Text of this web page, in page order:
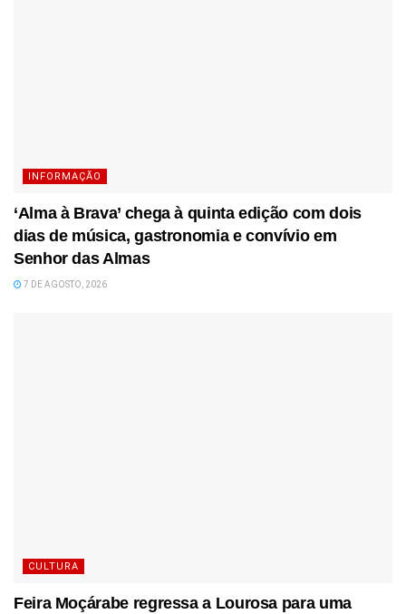
INFORMAÇÃO
‘Alma à Brava’ chega à quinta edição com dois
dias de música, gastronomia e convívio em
Senhor das Almas
7 DE AGOSTO, 2026
CULTURA
Feira Moçárabe regressa a Lourosa para uma